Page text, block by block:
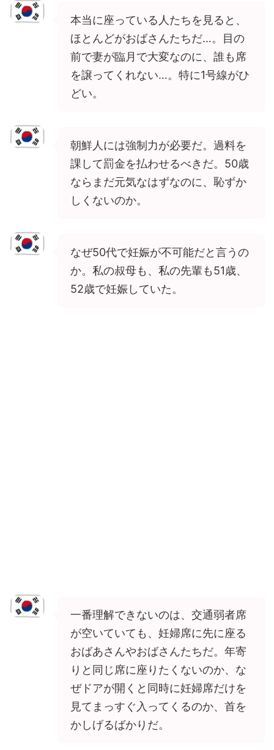
本当に座っている人たちを見ると、
ほとんどがおばさんたちだ…。目の
前で妻が臨月で大変なのに、誰も席
を譲ってくれない…。特に1号線がひ
どい。
朝鮮人には強制力が必要だ。過料を
課して罰金を払わせるべきだ。50歳
ならまだ元気なはずなのに、恥ずか
しくないのか。
なぜ50代で妊娠が不可能だと言うの
か。私の叔母も、私の先輩も51歳、
52歳で妊娠していた。
一番理解できないのは、交通弱者席
が空いていても、妊婦席に先に座る
おばあさんやおばさんたちだ。年寄
りと同じ席に座りたくないのか、な
ぜドアが開くと同時に妊婦席だけを
見てまっすぐ入ってくるのか、首を
かしげるばかりだ。